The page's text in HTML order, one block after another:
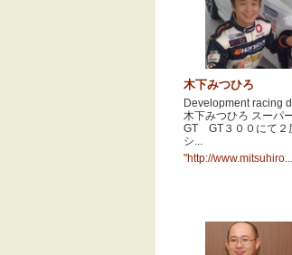
木下みつひろ
Development racing
木下みつひろ スーパ
GT GT３００にて２
シ...
"http://www.mitsuhiro...